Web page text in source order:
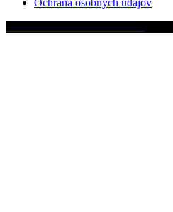
Ochrana osobných údajov